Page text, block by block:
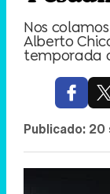
Nos
Alberto
temporada
Publicado: 20